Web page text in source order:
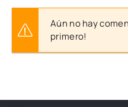
Aún no hay
primero!